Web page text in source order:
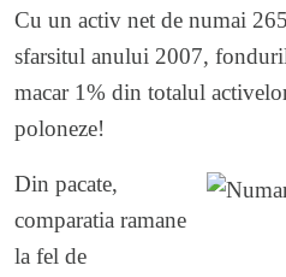
Cu un activ net de numai
sfarsitul anului 2007,
macar 1% din totalul
poloneze!
Din pacate,
comparatia ramane
la fel de